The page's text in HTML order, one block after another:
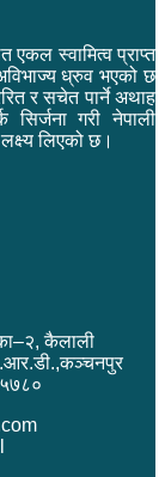
एकल स्वामित्व प्राप्त
ध्रुव भएको छ
र सचेत पार्ने अथाह
गरी नेपाली
लिएको छ।
कैलाली